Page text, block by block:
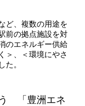
ど、複数の用途を
前の拠点施設を対
のエネルギー供給
＞、＜環境にやさ
た。
「豊洲エネ